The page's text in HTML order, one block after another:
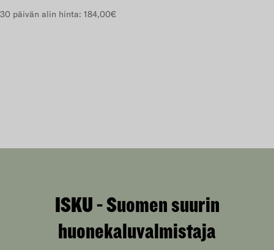
30 päivän alin hinta: 184,00€
ISKU - Suomen suurin
huonekaluvalmistaja